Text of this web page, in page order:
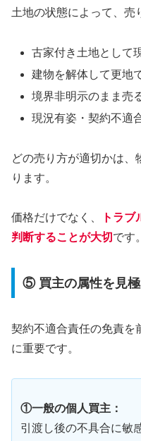
土地の状態によって、売
古家付き土地として
建物を解体して更地
境界非明示のまま売
現況有姿・契約不適
どの売り方が適切かは、
ります。
価格だけでなく、
トラ
判断することが大切です。
⑤ 買主の属性を見
契約不適合責任の免責を
に重要です。
①一般の個人買主：
引渡し後の不具合に敏